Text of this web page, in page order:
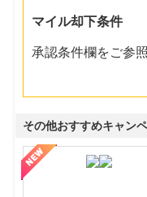
マイル却下条件
承認条件欄をご参
その他おすすめキャン